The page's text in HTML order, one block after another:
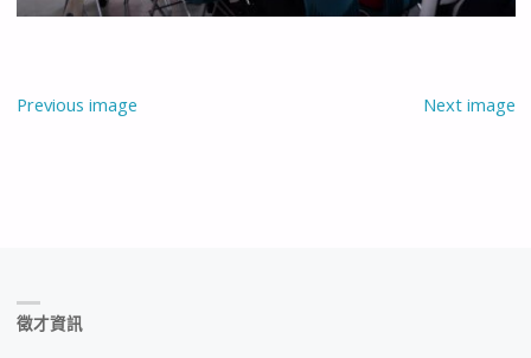
Previous image Next image
徵才資訊